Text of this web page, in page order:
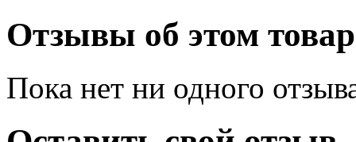
Отзывы об этом
Пока нет ни одного